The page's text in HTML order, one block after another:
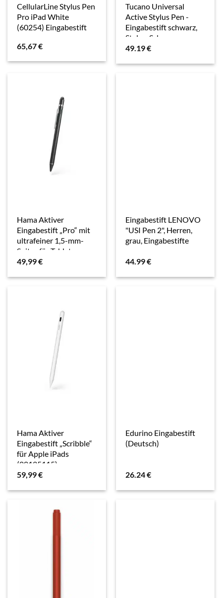
CellularLine Stylus Pen
Pro iPad White
(60254) Eingabestift
65,67€
Tucano Universal
Active Stylus Pen -
Eingabestift schwarz,
Stylus, Schwarz
49.19€
Hama Aktiver
Eingabestift „Pro“ mit
ultrafeiner 1,5-mm-
Spitze für Tablets
(00125113)
49,99€
Eingabestift LENOVO
"USI Pen 2", Herren,
grau, Eingabestifte
44.99€
Hama Aktiver
Eingabestift „Scribble“
für Apple iPads
(00125115)
59,99€
Edurino Eingabestift
(Deutsch)
26.24€